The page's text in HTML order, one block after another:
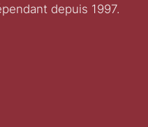
depuis 1997.